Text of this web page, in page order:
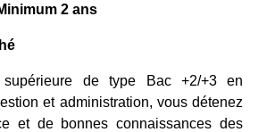
2 ans
supérieure de type Bac +2/+3 en
et administration, vous détenez
et de bonnes connaissances des